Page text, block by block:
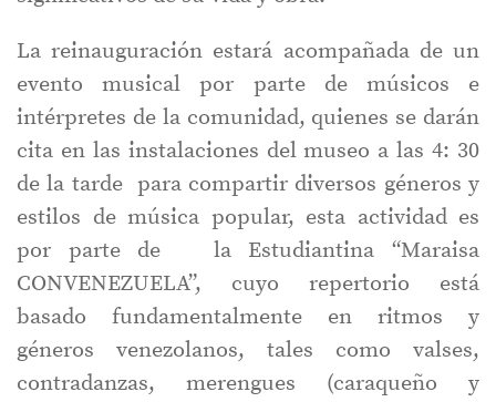
La reinauguración estará acompañada de un
evento musical por parte de músicos e
intérpretes de la comunidad, quienes se darán
cita en las instalaciones del museo a las 4: 30
de la tarde para compartir diversos géneros y
estilos de música popular, esta actividad es
por parte de la Estudiantina “Maraisa
CONVENEZUELA”, cuyo repertorio está
basado fundamentalmente en ritmos y
géneros venezolanos, tales como valses,
contradanzas, merengues (caraqueño y